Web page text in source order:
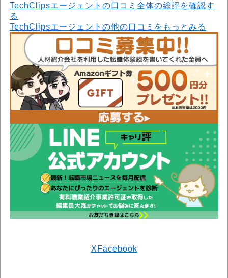
TechClipsエージェントの口コミ全体の総評を確認す
る
TechClipsエージェントの他の口コミをもっとみる
X Facebook